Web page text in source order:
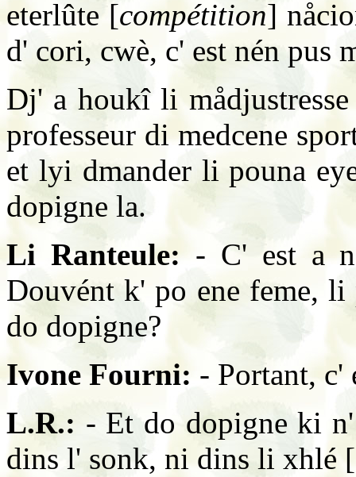
eterlûte [compétition]
d' cori, cwè, c' est nén pus
Dj' a houkî li
professeur di medcene
et lyi dmander li pouna
dopigne la.
Li Ranteule:- C' est a n'
Douvént k' po ene feme, li
do dopigne?
Ivone Fourni: - Portant, c'
L.R.: - Et do dopigne ki
dins l' sonk, ni dins li xhlé [